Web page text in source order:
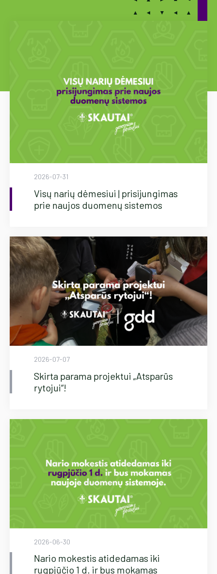
2026-07-31
Visų narių dėmesiui | prisijungimas
prie naujos duomenų sistemos
2026-07-07
Skirta parama projektui „Atsparūs
rytojui“!
2026-06-30
Nario mokestis atidedamas iki
rugpjūčio 1 d. ir bus mokamas